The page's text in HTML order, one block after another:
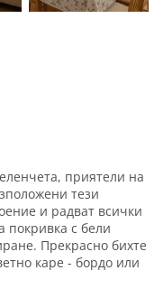
приятели на
тези
и радват всички
покривка с бели
Прекрасно бихте
каре - бордо или